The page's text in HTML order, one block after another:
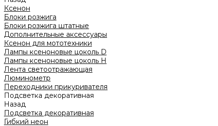
Ксенон
Блоки розжига
Блоки розжига штатные
Дополнительные аксессуары
Ксенон для мототехники
Лампы ксеноновые цоколь D
Лампы ксеноновые цоколь H
Лента светоотражающая
Люминометр
Переходники прикуривателя
Подсветка декоративная
Назад
Подсветка декоративная
Гибкий неон